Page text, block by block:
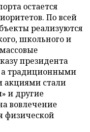
остается
По всей
реализуются
школьного и
президента
а традиционными
акциями стали
и другие
вовлечение
физической